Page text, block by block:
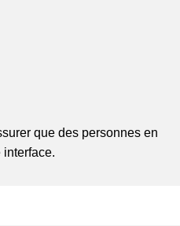
que des personnes en